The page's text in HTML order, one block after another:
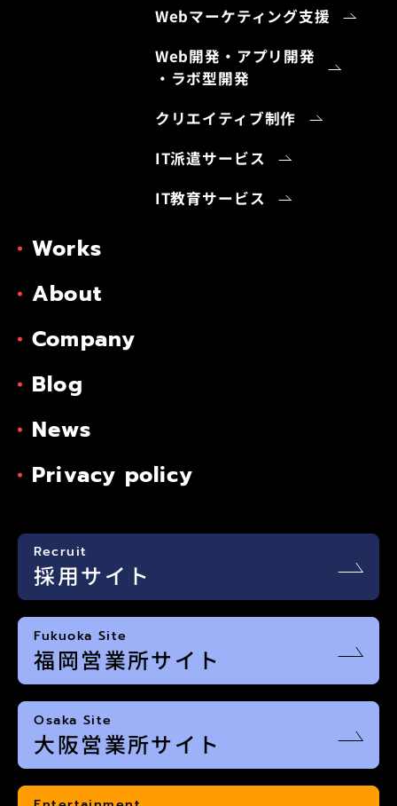
Webマーケティング支援
Web開発・アプリ開発
・ラボ型開発
クリエイティブ制作
IT派遣サービス
IT教育サービス
Works
About
Company
Blog
News
Privacy policy
Recruit
採用サイト
Fukuoka Site
福岡営業所サイト
Osaka Site
大阪営業所サイト